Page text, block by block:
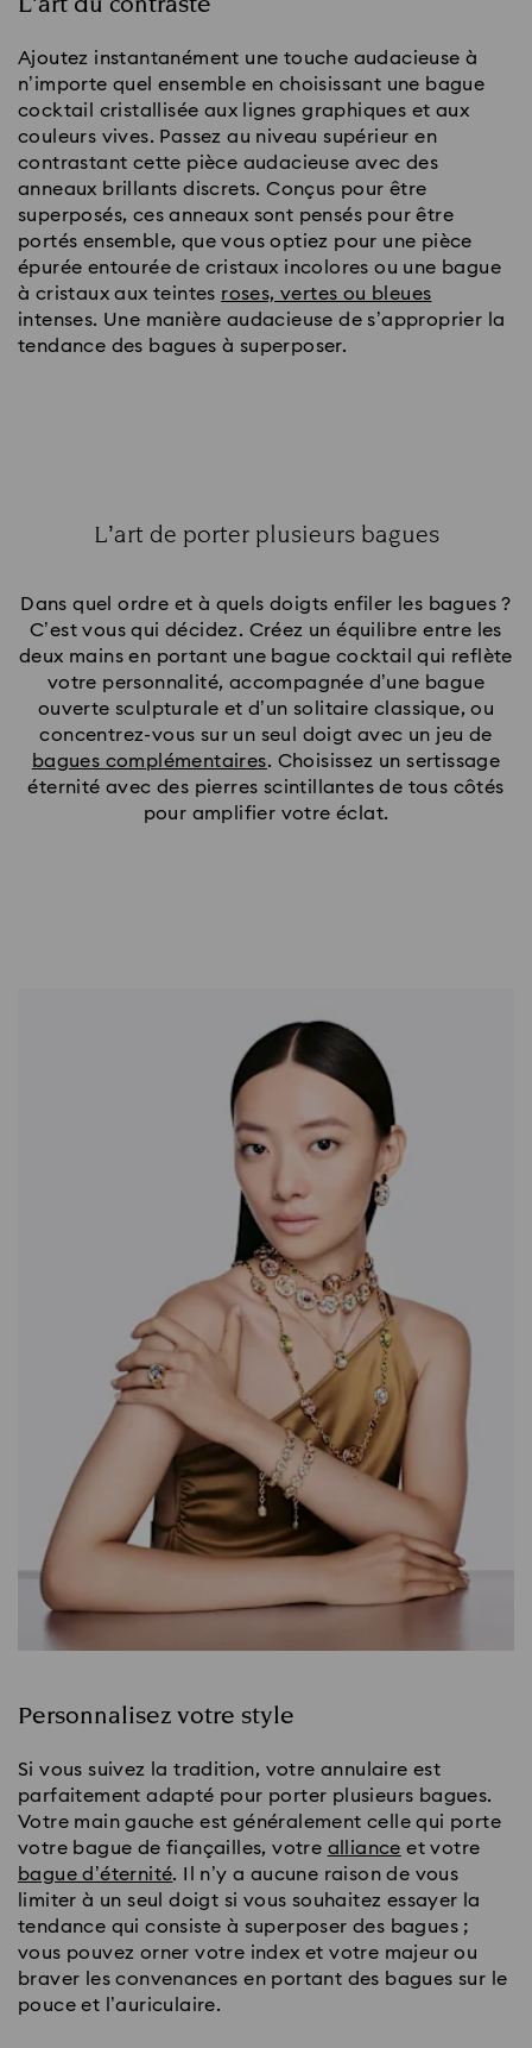
Ajoutez instantanément une touche audacieuse à
n’importe quel ensemble en choisissant une bague
cocktail cristallisée aux lignes graphiques et aux
couleurs vives. Passez au niveau supérieur en
contrastant cette pièce audacieuse avec des
anneaux brillants discrets. Conçus pour être
superposés, ces anneaux sont pensés pour être
portés ensemble, que vous optiez pour une pièce
épurée entourée de cristaux incolores ou une bague
à cristaux aux teintes roses, vertes ou bleues
intenses. Une manière audacieuse de s’approprier la
tendance des bagues à superposer.
L’art de porter plusieurs bagues
Dans quel ordre et à quels doigts enfiler les bagues ?
C’est vous qui décidez. Créez un équilibre entre les
deux mains en portant une bague cocktail qui reflète
votre personnalité, accompagnée d’une bague
ouverte sculpturale et d’un solitaire classique, ou
concentrez-vous sur un seul doigt avec un jeu de
bagues complémentaires. Choisissez un sertissage
éternité avec des pierres scintillantes de tous côtés
pour amplifier votre éclat.
Personnalisez votre style
Si vous suivez la tradition, votre annulaire est
parfaitement adapté pour porter plusieurs bagues.
Votre main gauche est généralement celle qui porte
votre bague de fiançailles, votre alliance et votre
bague d’éternité. Il n’y a aucune raison de vous
limiter à un seul doigt si vous souhaitez essayer la
tendance qui consiste à superposer des bagues ;
vous pouvez orner votre index et votre majeur ou
braver les convenances en portant des bagues sur le
pouce et l’auriculaire.